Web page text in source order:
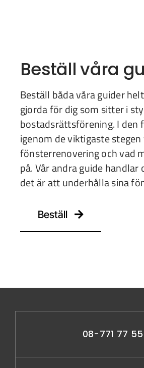
Beställ våra
Beställ båda våra guider
gjorda för dig som sitter i
bostadsrättsförening. I den
igenom de viktigaste stegen
fönsterrenovering och vad
på. Vår andra guide
det är att underhålla sina
Beställ
08-771 77 55